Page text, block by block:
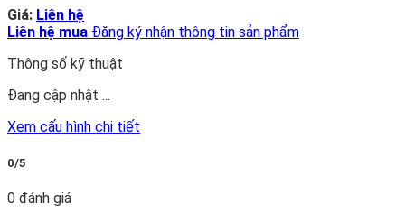
Giá: Liên hệ
Liên hệ mua Đăng ký nhận thông tin sản phẩm
Thông số kỹ thuật
Đang cập nhật ...
Xem cấu hình chi tiết
0/5
0 đánh giá